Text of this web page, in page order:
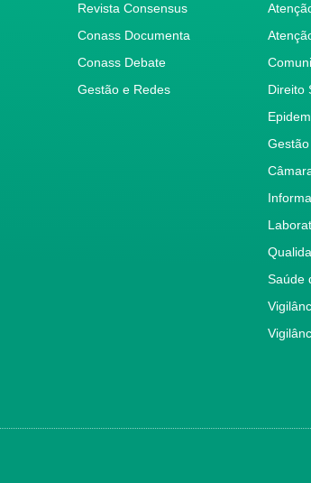
Revista Consensus
Conass Documenta
Conass Debate
Gestão e Redes
Direito
Saúde